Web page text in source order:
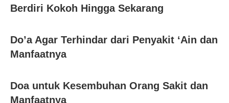
Berdiri Kokoh Hingga Sekarang
Do’a Agar Terhindar dari Penyakit ‘Ain dan
Manfaatnya
Doa untuk Kesembuhan Orang Sakit dan
Manfaatnya